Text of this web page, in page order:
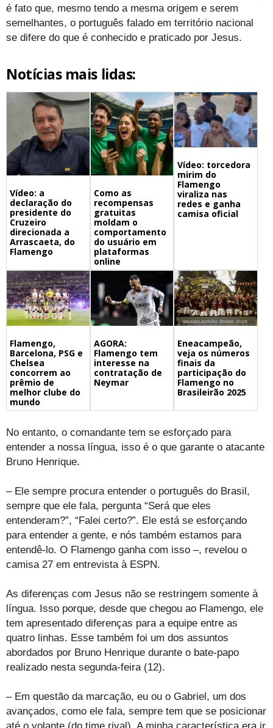
é fato que, mesmo tendo a mesma origem e serem
semelhantes, o português falado em território nacional
se difere do que é conhecido e praticado por Jesus.
Notícias mais lidas:
Vídeo: a
declaração do
presidente do
Cruzeiro
direcionada a
Arrascaeta, do
Flamengo
Como as
recompensas
gratuitas
moldam o
comportamento
do usuário em
plataformas
online
Vídeo: torcedora
mirim do
Flamengo
viraliza nas
redes e ganha
camisa oficial
Flamengo,
Barcelona, PSG e
Chelsea
concorrem ao
prêmio de
melhor clube do
mundo
AGORA:
Flamengo tem
interesse na
contratação de
Neymar
Eneacampeão,
veja os números
finais da
participação do
Flamengo no
Brasileirão 2025
No entanto, o comandante tem se esforçado para
entender a nossa língua, isso é o que garante o atacante
Bruno Henrique.
– Ele sempre procura entender o português do Brasil,
sempre que ele fala, pergunta “Será que eles
entenderam?”, “Falei certo?”. Ele está se esforçando
para entender a gente, e nós também estamos para
entendê-lo. O Flamengo ganha com isso –, revelou o
camisa 27 em entrevista à ESPN.
As diferenças com Jesus não se restringem somente à
língua. Isso porque, desde que chegou ao Flamengo, ele
tem apresentado diferenças para a equipe entre as
quatro linhas. Esse também foi um dos assuntos
abordados por Bruno Henrique durante o bate-papo
realizado nesta segunda-feira (12).
– Em questão da marcação, eu ou o Gabriel, um dos
avançados, como ele fala, sempre tem que se posicionar